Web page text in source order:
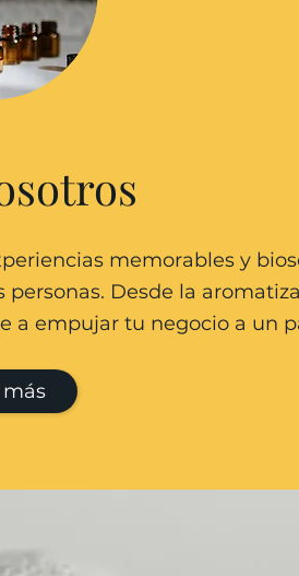
memorables y
Desde la
a empujar tu negocio a un